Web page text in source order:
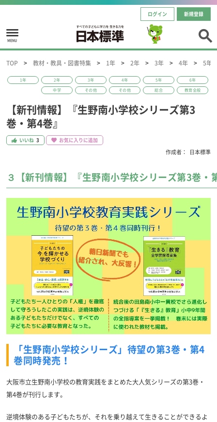
ログイン 新規登録
MENU
TOP 教材・教具・図書特集 1年 2年 3年 4年 5年
【新刊情報】『生野南小学校シリーズ第3
巻・第4巻』
1年 2年 3年 4年 5年 6年
中学 その他 その他 総合 教育全般
いいね 3 お気に入りに追加
作成者： 日本標準
３【新刊情報】『生野南小学校シリーズ第3巻・
「生野南小学校シリーズ」待望の第3巻・第4
巻同時発売！
大阪市立生野南小学校の教育実践をまとめた大人気シリーズの第3巻・
第4巻が刊行します。
逆境体験のある子どもたちが、それを乗り越えて生きることができるよ